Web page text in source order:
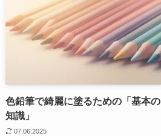
色鉛筆で綺麗に塗るための「基本の
知識」
07.06.2025